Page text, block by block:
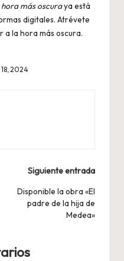
más oscuraya está
digitales. Atrévete
a la hora más oscura.
2024
Siguiente entrada
Disponible la obra «El
padre de la hija de
Medea»